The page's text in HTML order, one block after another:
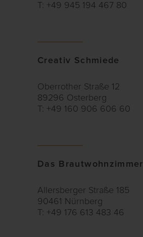
T: +49 945 194 467 80
Creativ Schmiede
Oberrother Straße 12
89296 Osterberg
T: +49 160 906 606 60
Das Brautwohnzimmer
Allersberger Straße 185
90461 Nürnberg
T: +49 176 613 483 46